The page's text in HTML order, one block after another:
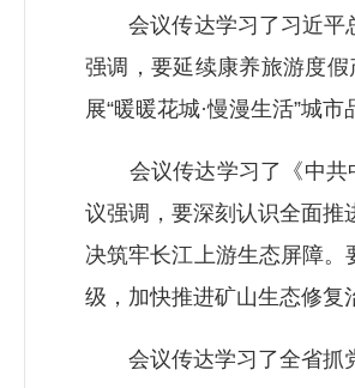
会议传达学习了习近平总
强调，要延续康养旅游度
展“暖暖花城·慢漫生活”城
会议传达学习了《中共中
议强调，要深刻认识全面推
决筑牢长江上游生态屏障。
级，加快推进矿山生态修复
会议传达学习了全省抓党